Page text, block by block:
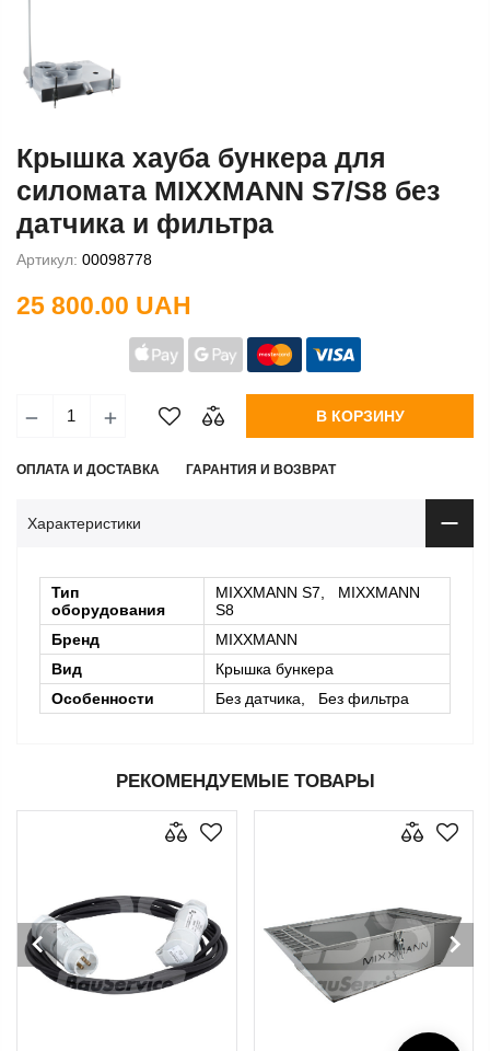
Крышка хауба бункера для
силомата MIXXMANN S7/S8 без
датчика и фильтра
Артикул: 00098778
25 800.00 UAH
В КОРЗИНУ
ОПЛАТА И ДОСТАВКА ГАРАНТИЯ И ВОЗВРАТ
Характеристики
Тип
оборудования
MIXXMANN S7, MIXXMANN
S8
Бренд
MIXXMANN
Вид
Крышка бункера
Особенности
Без датчика, Без фильтра
РЕКОМЕНДУЕМЫЕ ТОВАРЫ